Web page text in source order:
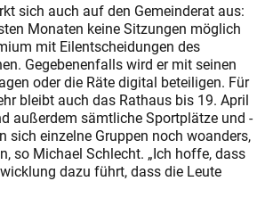
sich auch auf den Gemeinderat aus:
Monaten keine Sitzungen möglich
mit Eilentscheidungen des
Gegebenenfalls wird er mit seinen
oder die Räte digital beteiligen. Für
bleibt auch das Rathaus bis 19. April
außerdem sämtliche Sportplätze und -
sich einzelne Gruppen noch woanders,
so Michael Schlecht. „Ich hoffe, dass
dazu führt, dass die Leute